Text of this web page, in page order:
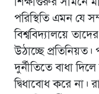
পরিস্থিতি এমন যে
বিশ্ববিদ্যালয়ে
উঠাচ্ছে প্রতিনিয়ত।
দুর্নীতিতে বাধা
দ্বিধাবোধ করে